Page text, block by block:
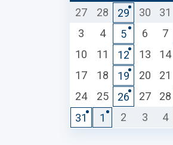
27
28 29 30 31
3
4 5 6 7
10
11 12 13 14
17
18 19 20 21
24
25 26 27 28
31
1 2 3 4